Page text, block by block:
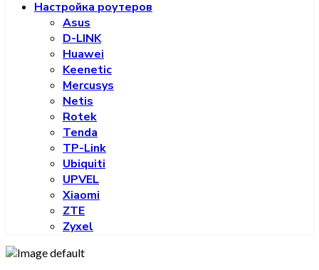
Настройка роутеров
Asus
D-LINK
Huawei
Keenetic
Mercusys
Netis
Rotek
Tenda
TP-Link
Ubiquiti
UPVEL
Xiaomi
ZTE
Zyxel